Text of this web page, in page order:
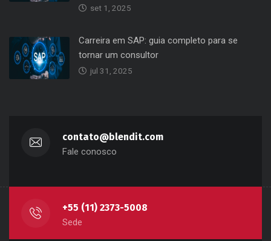
set 1, 2025
Carreira em SAP: guia completo para se
tornar um consultor
jul 31, 2025
contato@blendit.com
Fale conosco
+55 (11) 2373-5008
Sede